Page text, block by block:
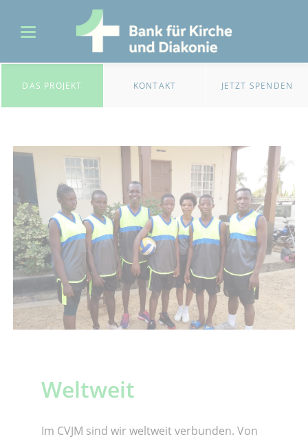
DAS PROJEKT KONTAKT JETZT SPENDEN
Weltweit
Im CVJM sind wir weltweit verbunden. Von